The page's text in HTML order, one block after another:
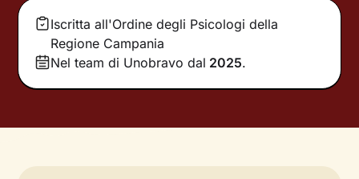
Iscritta all'Ordine degli Psicologi della
Regione Campania
Nel team di Unobravo dal 2025.